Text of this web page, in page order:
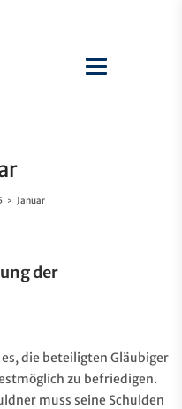
> Januar
der
die beteiligten Gläubiger
zu befriedigen.
muss seine Schulden